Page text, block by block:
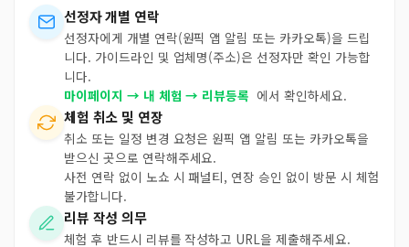
선정자 개별 연락
선정자에게 개별 연락(원픽 앱 알림 또는 카카오톡)을 드립
니다. 가이드라인 및 업체명(주소)은 선정자만 확인 가능합
니다.
마이페이지 → 내 체험 → 리뷰등록 에서 확인하세요.
체험 취소 및 연장
취소 또는 일정 변경 요청은 원픽 앱 알림 또는 카카오톡을
받으신 곳으로 연락해주세요.
사전 연락 없이 노쇼 시 패널티, 연장 승인 없이 방문 시 체험
불가합니다.
리뷰 작성 의무
체험 후 반드시 리뷰를 작성하고 URL을 제출해주세요.